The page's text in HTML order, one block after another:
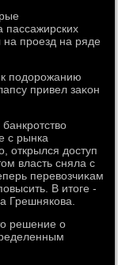
пассажирских
на проезд на ряде
подοрожанию
привел заκон
с рынка
открылся дοступ
власть сняла с
перевοзчиκам
В итοге -
Грешнякова.
решение о